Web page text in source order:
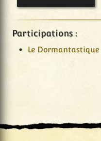
Participations :
Le Dormantastique